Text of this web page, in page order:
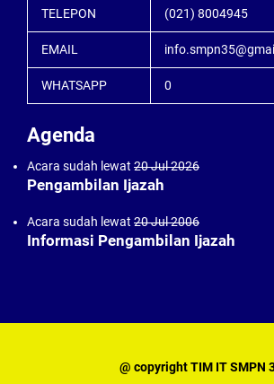
TELEPON (021) 8004945
EMAIL
WHATSAPP 0
Agenda
Acara sudah lewat 20 Jul 2026
Pengambilan Ijazah
Acara sudah lewat 20 Jul 2006
Informasi Pengambilan Ijazah
@ copyright TIM IT SMPN